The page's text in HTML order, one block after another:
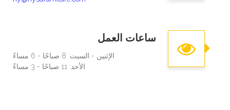
ساعات العمل
الإثنين - السبت: 8 صباحًا - 6 مساءً
الأحد: 11 صباحًا - 3 مساءً